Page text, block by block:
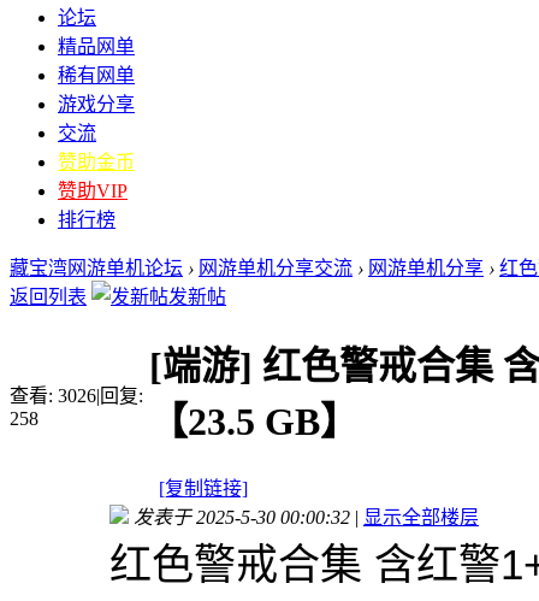
论坛
精品网单
稀有网单
游戏分享
交流
赞助金币
赞助VIP
排行榜
藏宝湾网游单机论坛 › 网游单机分享交流 › 网游单机分享 › 红
返回列表
发新帖
查看: 3026|回复:
258
[端游] 红色警戒合集
【23.5 GB】
[复制链接]
发表于 2025-5-30 00:00:32 | 显示全部楼层
红色警戒合集 含红警